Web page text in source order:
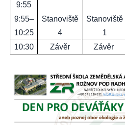
9:55
9:55–
10:25
Stanoviště
4
Stanoviště
1
10:30
Závěr Závěr